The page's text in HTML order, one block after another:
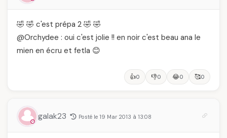
🤣 🤣 c'est prépa 2 🤣 🤣
@Orchydee : oui c'est jolie !! en noir c'est beau ana le
mien en écru et fetla 😊
👍0 👎0 😂0 🥰0
galak23 Posté le 19 Mar 2013 à 13:08